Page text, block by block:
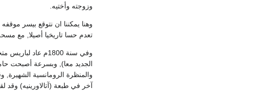
وزوجته وأختيه.
وهنا يمكننا ان نتوقع بيسر
تعدم حسا تاريخيا أصيلا, مع
وفي سنة 1800م
الجديد معا), وبسرعة أصبحت
آخر في طبعة (آتالاورينيه)